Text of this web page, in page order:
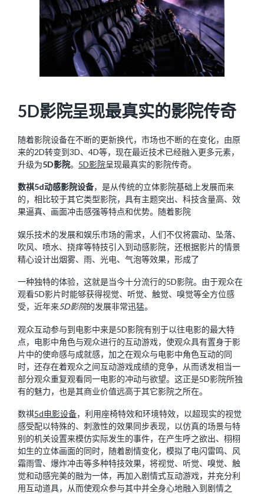
5D影院呈现最真实的影院传奇
随着影院设备在不断的更新换代，市场也不断的在变化，由原
来的2D转变到3D、4D等，现在最近技术已经融入更多元素，
升级为5D影院。 5D影院呈现最真实的影院传奇。
数祺5d动感影院设备，是从传统的立体影院基础上发展而来
的，相比较于其它类型影院，具有主题突出、科技含量高、效
果逼真、画面冲击感强等特点和优势。随着影院
娱乐技术的发展和娱乐市场的需求，人们不仅将震动、坠落、
吹风、喷水、挠痒等特技引入到动感影院，还根据影片的情景
精心设计出烟雾、雨、光电、气泡等效果，形成了
一种独特的体验，这就是当今十分流行的5D影院。由于观众在
观看5D影片时能够获得视觉、听觉、触觉、嗅觉等全方位感
受，近年来5D影院的发展非常迅猛。
观众互动参与到电影中来是5D影院有别于以往电影的最大特
点，电影中角色与观众进行的互动游戏，使观众具有置身于影
片中的使命感与成就感，加之在观众与电影中角色互动的同
时，还存在着观众之间互动游戏成绩的竞争，从而诱发相当一
部分观众重复观看同一电影的冲动与欲望。这正是5D影院所独
有的魅力，也是其商业价值远高于其它影院之所在。
数祺5d电影设备，利用座椅特效和环境特效，以超现实的视觉
感受配以特殊的、刺激性的效果同步表现，以仿真的场景与特
别的机关设置来模仿实际发生的事件，在产生呼之欲出、栩栩
如生的立体画面的同时，随着剧情变化，模拟了电闪雷鸣、风
霜雨雪、爆炸冲击等多种特技效果，将视觉、听觉、嗅觉、触
觉和动感完美的融为一体，再加入剧情式互动游戏，并充分利
用互动道具，从而使观众参与其中并全身心地融入到剧情之